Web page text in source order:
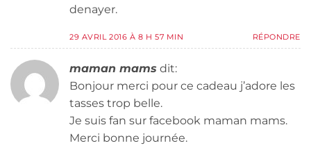
denayer.
29 AVRIL 2016 À 8 H 57 MIN RÉPONDRE
maman mams dit:
Bonjour merci pour ce cadeau j’adore les
tasses trop belle.
Je suis fan sur facebook maman mams.
Merci bonne journée.